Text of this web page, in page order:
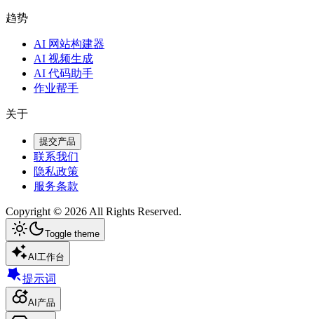
趋势
AI 网站构建器
AI 视频生成
AI 代码助手
作业帮手
关于
提交产品
联系我们
隐私政策
服务条款
Copyright © 2026 All Rights Reserved.
Toggle theme
AI工作台
提示词
AI产品